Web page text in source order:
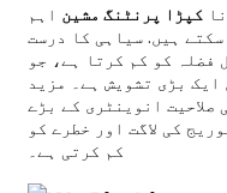
کپڑا پرنٹنگ مشین اہم
ہیں. سیاہی کا درست
فضلہ کو کم کرتا ہے، جو
بڑی تشویش ہے۔ مزید
انوینٹری کے بڑے
کی لاگت اور خطرے کو
کم کرتی ہے۔